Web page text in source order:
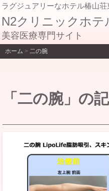
ラグジュアリーなホテル椿山
N2クリニックホテ
美容医療専門サイト
ホーム > 二の腕
「二の腕」の